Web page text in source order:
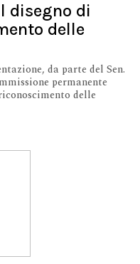
disegno di
delle
da parte del Sen.
permanente
delle